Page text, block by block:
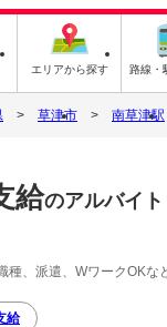
エリアから探す 路線・
草津市 南草津駅
給のアルバイ
、派遣、WワークOKな
給